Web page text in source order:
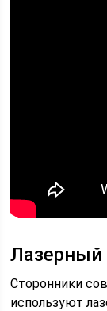
Лазерный
Сторонники
используют